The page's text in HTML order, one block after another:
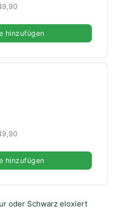
hinzufügen
hinzufügen
oder Schwarz eloxiert